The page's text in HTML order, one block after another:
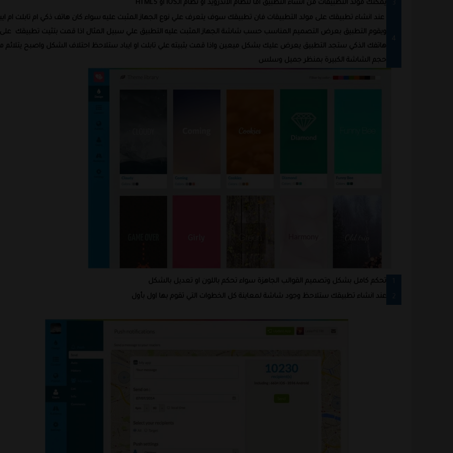
يمكنك مولد التطبيقات من انشاء التطبيق اما لنظام الاندرويد او نظام الـIOS او HTML5
عند انشاء تطبيقك على مولد التطبيقات فان تطبيقك سوف يتعرف علي نوع الجهاز المثبت عليه سواء كان هاتف ذكي ام تابلت ام
ويقوم التطبيق بعرض التصميم المناسب حسب شاشة الجهاز المثبت عليه التطبيق علي سبيل المثال اذا قمت بتثيت تطبيقك
على
هاتفك الذكي ستجد التطبيق يعرض عليك بشكل ميعين واذا قمت بثبيته علي تابلت او ايباد ستلاحظ احتلاف الشكل واصبح يتلائم
حجم الشاشة الكبيرة بمنظر جميل وسلس
تحكم كامل بشكل وتصميم القوالب الجاهزة سواء تحكم باللون او تعديل بالشكل
عند انشاء تطبيقك ستلاحظ وجود شاشة لمعاينة كل الخطوات التي تقوم بها اول بأول